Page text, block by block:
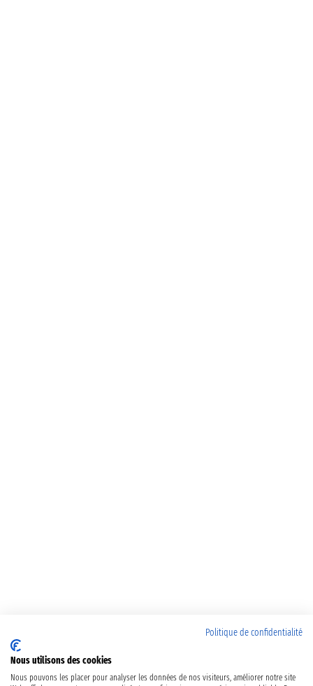
Politique de confidentialité
Nous utilisons des cookies
Nous pouvons les placer pour analyser les données de nos visiteurs, améliorer notre site